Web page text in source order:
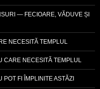
— FECIOARE, VĂDUVE ȘI
NECESITĂ TEMPLUL
CARE NECESITĂ TEMPLUL
FI ÎMPLINITE ASTĂZI